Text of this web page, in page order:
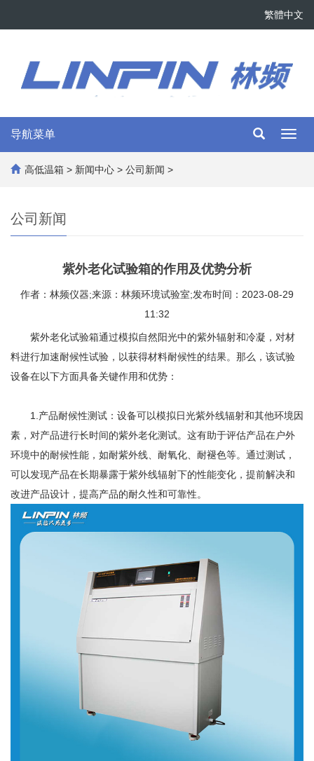
繁體中文
导航菜单
高低温箱 > 新闻中心 > 公司新闻 >
公司新闻
紫外老化试验箱的作用及优势分析
作者：林频仪器;来源：林频环境试验室;发布时间：2023-08-29
11:32
紫外老化试验箱通过模拟自然阳光中的紫外辐射和冷凝，对材
料进行加速耐候性试验，以获得材料耐候性的结果。那么，该试验
设备在以下方面具备关键作用和优势：
1.产品耐候性测试：设备可以模拟日光紫外线辐射和其他环境因
素，对产品进行长时间的紫外老化测试。这有助于评估产品在户外
环境中的耐候性能，如耐紫外线、耐氧化、耐褪色等。通过测试，
可以发现产品在长期暴露于紫外线辐射下的性能变化，提前解决和
改进产品设计，提高产品的耐久性和可靠性。